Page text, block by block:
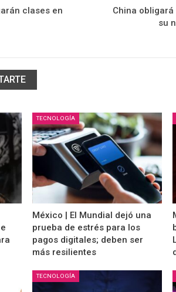
clases en
China
su
TECNOLOGÍA
México | El Mundial dejó una
prueba de estrés para los
pagos digitales; deben ser
más resilientes
TECNOLOGÍA